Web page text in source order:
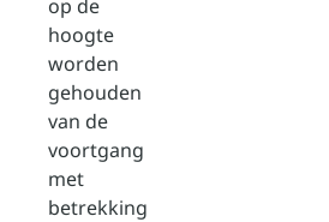
op de
hoogte
worden
gehouden
van de
voortgang
met
betrekking